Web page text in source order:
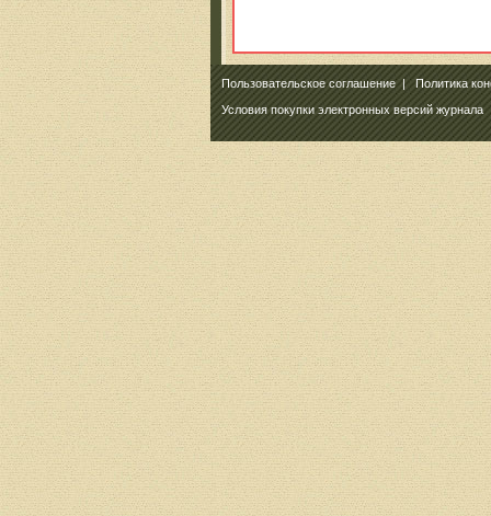
Пользовательское соглашение|Политика
Условия покупки электронных версий журнала